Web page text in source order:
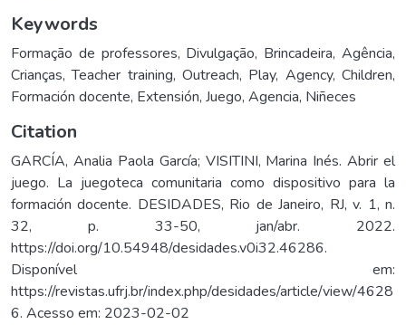
Keywords
Formação de professores, Divulgação, Brincadeira,Agência,
Crianças,Teacher training,Outreach, Play, Agency,Children,
Formación docente, Extensión, Juego, Agencia, Niñeces
Citation
GARCÍA, Analia Paola García; VISITINI, Marina Inés. Abrir el
juego. La juegoteca comunitaria como dispositivo para la
formación docente. DESIDADES, Rio de Janeiro, RJ, v. 1, n.
32, p. 33-50, jan/abr. 2022.
https://doi.org/10.54948/desidades.v0i32.46286.
Disponível em:
https://revistas.ufrj.br/index.php/desidades/article/view/4628
6. Acesso em: 2023-02-02